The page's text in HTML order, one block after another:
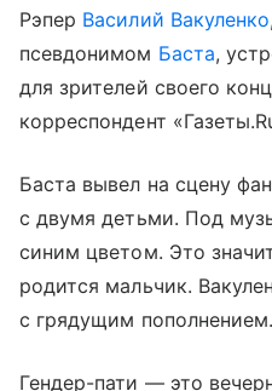
Рэпер Василий Вакуленко
псевдонимом Баста,
для зрителей своего
корреспондент
Баста вывел на сцену
с двумя детьми. Под
синим цветом. Это
родится мальчик.
с грядущим пополнением.
Гендер-пати — это